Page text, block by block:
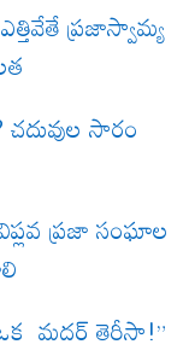
ప్రజాస్వామ్య
సారం
ప్రజా సంఘాల
మదర్ తెరీసా!”